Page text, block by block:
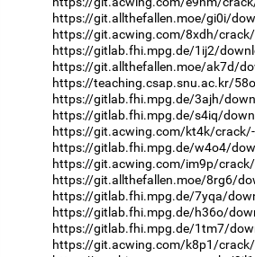
https://git.allthefallen.moe/gi0i/
https://git.acwing.com/8xdh/
https://gitlab.fhi.mpg.de/1ij2/
https://git.allthefallen.moe/ak7d/
https://teaching.csap.snu.ac.kr/
https://gitlab.fhi.mpg.de/3ajh/
https://gitlab.fhi.mpg.de/s4iq/
https://git.acwing.com/kt4k/
https://gitlab.fhi.mpg.de/w4o4/
https://git.acwing.com/im9p/
https://git.allthefallen.moe/8rg6/
https://gitlab.fhi.mpg.de/7yqa/
https://gitlab.fhi.mpg.de/h36o/
https://gitlab.fhi.mpg.de/1tm7/
https://git.acwing.com/k8p1/